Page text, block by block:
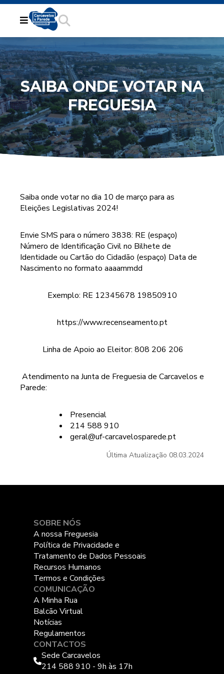
SAIBA ONDE VOTAR NA
FREGUESIA
Saiba onde votar no dia 10 de março para as
Eleições Legislativas 2024!
Envie SMS para o número 3838: RE (espaço)
Número de Identificação Civil no Bilhete de
Identidade ou Cartão do Cidadão (espaço) Data de
Nascimento no formato aaaammdd
Exemplo: RE 12345678 19850910
https://www.recenseamento.pt
Linha de Apoio ao Eleitor: 808 206 206
Atendimento na Junta de Freguesia de Carcavelos e
Parede:
Presencial
214 588 910
geral@uf-carcavelosparede.pt
Última Atualização 08.03.2024
SOBRE NÓS
A nossa Freguesia
Política de Privacidade e
Tratamento de Dados Pessoais
Recursos Humanos
Termos e Condições
COMUNICAÇÃO
A Minha Rua
Balcão Virtual
Notícias
Regulamentos
CONTACTOS
Sede Carcavelos
214 588 910 - 9h às 17h